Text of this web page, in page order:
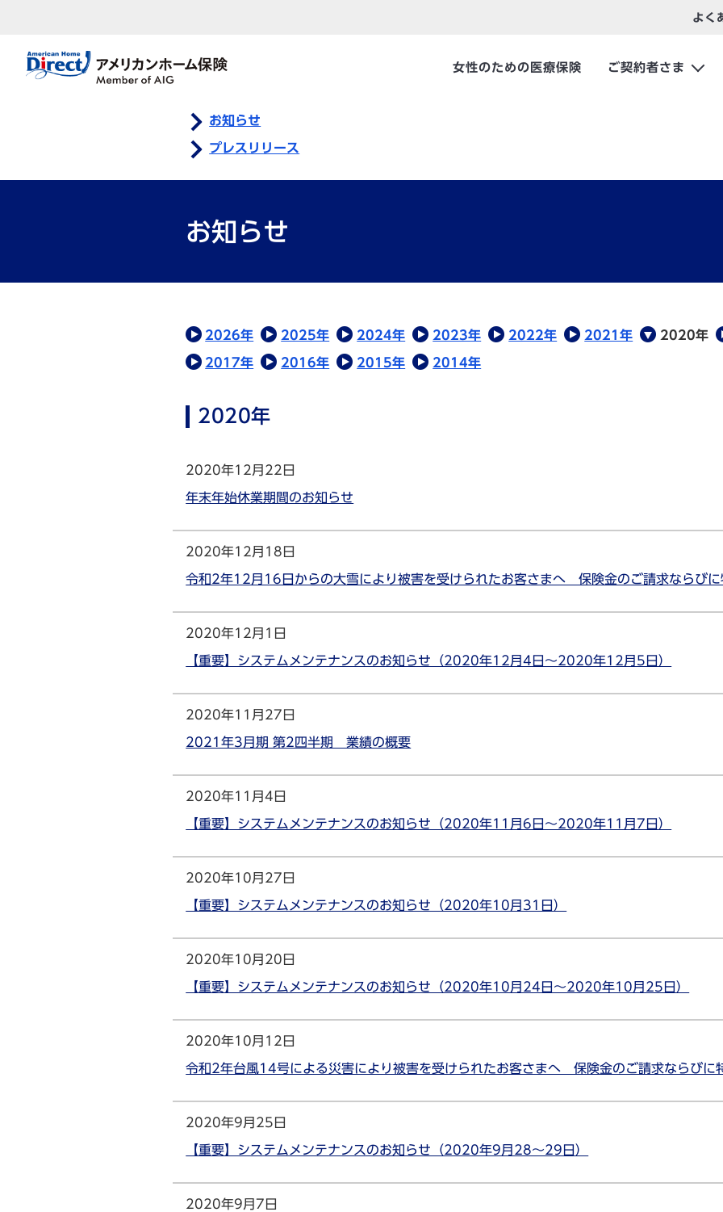
よく
女性のための医療保険 ご契約者さま
お知らせ
プレスリリース
お知らせ
2026年 2025年 2024年 2023年 2022年 2021年 2020年
2017年 2016年 2015年 2014年
2020年
2020年12月22日
年末年始休業期間のお知らせ
2020年12月18日
令和2年12月16日からの大雪により被害を受けられたお客さまへ 保険金のご請求ならびに
2020年12月1日
【重要】システムメンテナンスのお知らせ（2020年12月4日～2020年12月5日）
2020年11月27日
2021年3月期 第2四半期 業績の概要
2020年11月4日
【重要】システムメンテナンスのお知らせ（2020年11月6日～2020年11月7日）
2020年10月27日
【重要】システムメンテナンスのお知らせ（2020年10月31日）
2020年10月20日
【重要】システムメンテナンスのお知らせ（2020年10月24日～2020年10月25日）
2020年10月12日
令和2年台風14号による災害により被害を受けられたお客さまへ 保険金のご請求ならびに
2020年9月25日
【重要】システムメンテナンスのお知らせ（2020年9月28～29日）
2020年9月7日